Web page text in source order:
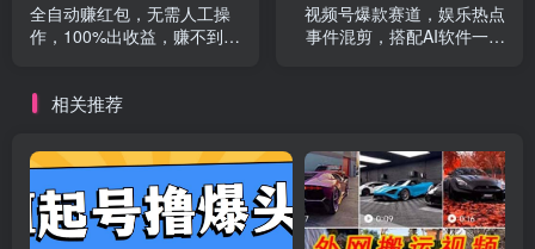
全自动赚红包，无需人工操
作，100%出收益，赚不到请
视频号爆款赛道，娱乐热点
事件混剪，搭配AI软件一键
相关推荐